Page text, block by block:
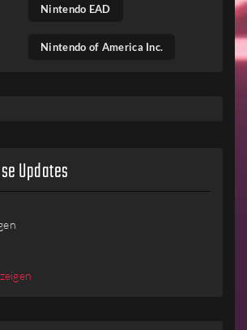
Nintendo EAD
Nintendo of America Inc.
Updates